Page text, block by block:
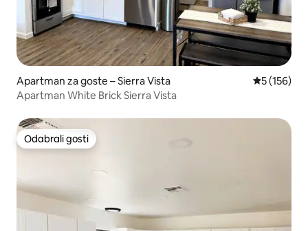
Apartman za goste – Sierra Vista Prosječna
5 (156)
Apartman White Brick Sierra Vista
Odabrali gosti
Odabrali gosti